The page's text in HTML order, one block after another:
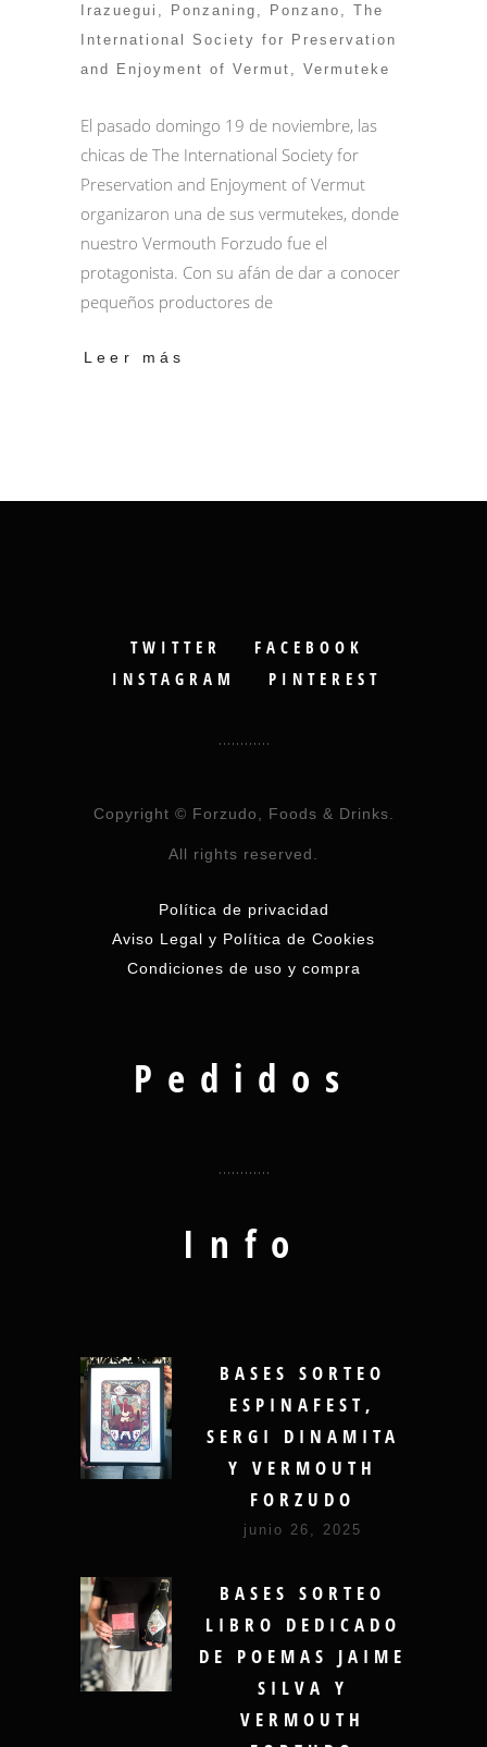
Irazuegui
Ponzaning Ponzano
The
International Society for Preservation
and Enjoyment of Vermut
Vermuteke
El pasado domingo 19 de noviembre, las
chicas de The International Society for
Preservation and Enjoyment of Vermut
organizaron una de sus vermutekes, donde
nuestro Vermouth Forzudo fue el
protagonista. Con su afán de dar a conocer
pequeños productores de
Leer más
TWITTER
FACEBOOK
INSTAGRAM
PINTEREST
Copyright © Forzudo, Foods & Drinks.
All rights reserved.
Política de privacidad
Aviso Legal y Política de Cookies
Condiciones de uso y compra
Pedidos
Info
BASES SORTEO
ESPINAFEST,
SERGI DINAMITA
Y VERMOUTH
FORZUDO
junio 26, 2025
BASES SORTEO
LIBRO DEDICADO
DE POEMAS JAIME
SILVA Y
VERMOUTH